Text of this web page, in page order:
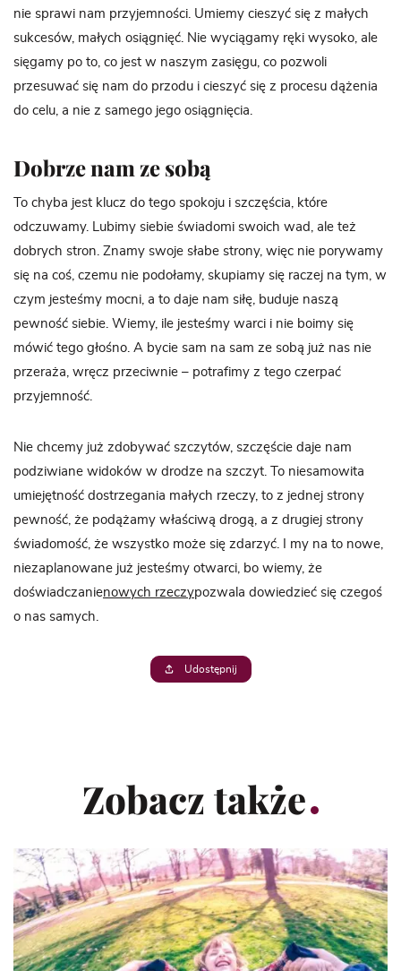
nie sprawi nam przyjemności. Umiemy cieszyć się z małych
sukcesów, małych osiągnięć. Nie wyciągamy ręki wysoko, ale
sięgamy po to, co jest w naszym zasięgu, co pozwoli
przesuwać się nam do przodu i cieszyć się z procesu dążenia
do celu, a nie z samego jego osiągnięcia.
Dobrze nam ze sobą
To chyba jest klucz do tego spokoju i szczęścia, które
odczuwamy. Lubimy siebie świadomi swoich wad, ale też
dobrych stron. Znamy swoje słabe strony, więc nie porywamy
się na coś, czemu nie podołamy, skupiamy się raczej na tym, w
czym jesteśmy mocni, a to daje nam siłę, buduje naszą
pewność siebie. Wiemy, ile jesteśmy warci i nie boimy się
mówić tego głośno. A bycie sam na sam ze sobą już nas nie
przeraża, wręcz przeciwnie – potrafimy z tego czerpać
przyjemność.
Nie chcemy już zdobywać szczytów, szczęście daje nam
podziwiane widoków w drodze na szczyt. To niesamowita
umiejętność dostrzegania małych rzeczy, to z jednej strony
pewność, że podążamy właściwą drogą, a z drugiej strony
świadomość, że wszystko może się zdarzyć. I my na to nowe,
niezaplanowane już jesteśmy otwarci, bo wiemy, że
doświadczanienowych rzeczypozwala dowiedzieć się czegoś
o nas samych.
Udostępnij
Zobacz także